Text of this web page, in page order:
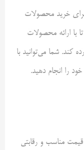
خرید محصولات
با ارائه محصولات
کند. شما می‌توانید با
را انجام دهید.
مناسب و رقابتی